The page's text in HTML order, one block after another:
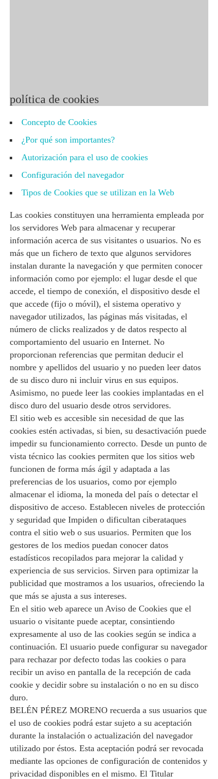
política de cookies
Concepto de Cookies
¿Por qué son importantes?
Autorización para el uso de cookies
Configuración del navegador
Tipos de Cookies que se utilizan en la Web
Las cookies constituyen una herramienta empleada por
los servidores Web para almacenar y recuperar
información acerca de sus visitantes o usuarios. No es
más que un fichero de texto que algunos servidores
instalan durante la navegación y que permiten conocer
información como por ejemplo: el lugar desde el que
accede, el tiempo de conexión, el dispositivo desde el
que accede (fijo o móvil), el sistema operativo y
navegador utilizados, las páginas más visitadas, el
número de clicks realizados y de datos respecto al
comportamiento del usuario en Internet. No
proporcionan referencias que permitan deducir el
nombre y apellidos del usuario y no pueden leer datos
de su disco duro ni incluir virus en sus equipos.
Asimismo, no puede leer las cookies implantadas en el
disco duro del usuario desde otros servidores.
El sitio web es accesible sin necesidad de que las
cookies estén activadas, si bien, su desactivación puede
impedir su funcionamiento correcto. Desde un punto de
vista técnico las cookies permiten que los sitios web
funcionen de forma más ágil y adaptada a las
preferencias de los usuarios, como por ejemplo
almacenar el idioma, la moneda del país o detectar el
dispositivo de acceso. Establecen niveles de protección
y seguridad que Impiden o dificultan ciberataques
contra el sitio web o sus usuarios. Permiten que los
gestores de los medios puedan conocer datos
estadísticos recopilados para mejorar la calidad y
experiencia de sus servicios. Sirven para optimizar la
publicidad que mostramos a los usuarios, ofreciendo la
que más se ajusta a sus intereses.
En el sitio web aparece un Aviso de Cookies que el
usuario o visitante puede aceptar, consintiendo
expresamente al uso de las cookies según se indica a
continuación. El usuario puede configurar su navegador
para rechazar por defecto todas las cookies o para
recibir un aviso en pantalla de la recepción de cada
cookie y decidir sobre su instalación o no en su disco
duro.
BELÉN PÉREZ MORENO recuerda a sus usuarios que
el uso de cookies podrá estar sujeto a su aceptación
durante la instalación o actualización del navegador
utilizado por éstos. Esta aceptación podrá ser revocada
mediante las opciones de configuración de contenidos y
privacidad disponibles en el mismo. El Titular